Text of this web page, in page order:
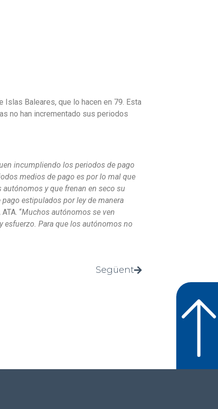
Baleares, que lo hacen en 79. Esta
no han incrementado sus periodos
incumpliendo los periodos de pago
medios de pago es por lo mal que
y que frenan en seco su
estipulados por ley de manera
“Muchos autónomos se ven
esfuerzo. Para que los autónomos no
Següent